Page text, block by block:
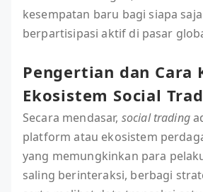
kesempatan baru bagi siapa
berpartisipasi aktif di pasar
Pengertian dan Cara
Ekosistem Social
Secara mendasar, social trading
platform atau ekosistem
yang memungkinkan para
saling berinteraksi, berbagi